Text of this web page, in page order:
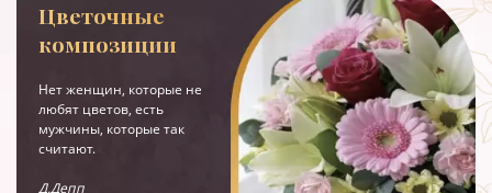
Цветочные
композиции
Нет женщин, которые не
любят цветов, есть
мужчины, которые так
считают.
Д.Депп